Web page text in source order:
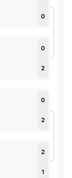
0
0
2
0
2
2
1